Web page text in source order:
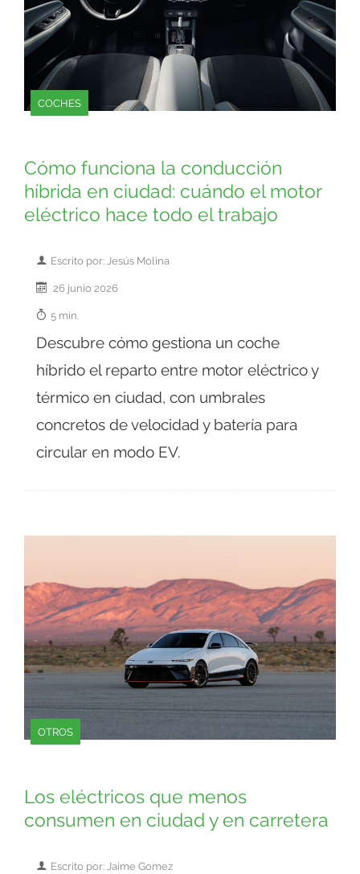
COCHES
Cómo funciona la conducción
híbrida en ciudad: cuándo el motor
eléctrico hace todo el trabajo
Escrito por: Jesús Molina
26 junio 2026
5 min.
Descubre cómo gestiona un coche
híbrido el reparto entre motor eléctrico y
térmico en ciudad, con umbrales
concretos de velocidad y batería para
circular en modo EV.
OTROS
Los eléctricos que menos
consumen en ciudad y en carretera
Escrito por: Jaime Gomez